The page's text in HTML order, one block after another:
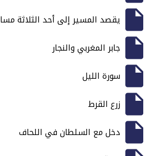
يقصد المسير إلى أحد الثلاثة
جابر المغربي والنجار
سورة الليل
زرع القرط
دخل مع السلطان في اللحاف